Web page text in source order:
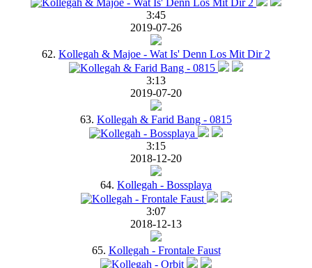
3:45
2019-07-26
62. Kollegah & Majoe - Wat Is' Denn Los Mit Dir 2
3:13
2019-07-20
63. Kollegah & Farid Bang - 0815
3:15
2018-12-20
64. Kollegah - Bossplaya
3:07
2018-12-13
65. Kollegah - Frontale Faust